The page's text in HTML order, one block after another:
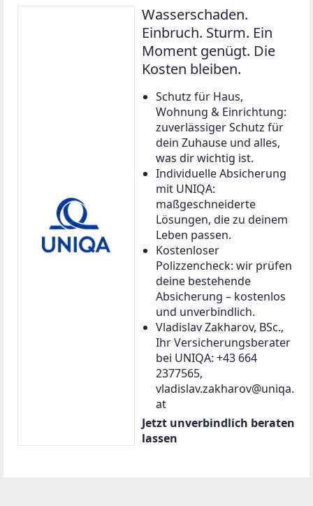
Wasserschaden.
Einbruch. Sturm. Ein
Moment genügt. Die
Kosten bleiben.
Schutz für Haus,
Wohnung & Einrichtung:
zuverlässiger Schutz für
dein Zuhause und alles,
was dir wichtig ist.
Individuelle Absicherung
mit UNIQA:
maßgeschneiderte
Lösungen, die zu deinem
Leben passen.
Kostenloser
Polizzencheck: wir prüfen
deine bestehende
Absicherung – kostenlos
und unverbindlich.
Vladislav Zakharov, BSc.,
Ihr Versicherungsberater
bei UNIQA: +43 664
2377565,
vladislav.zakharov@uniqa.
at
Jetzt unverbindlich beraten
lassen